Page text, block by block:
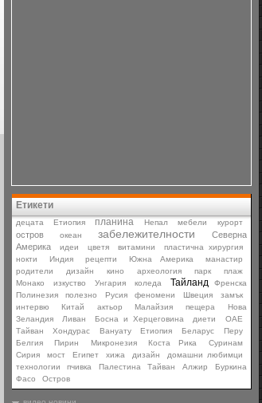
Етикети
децата Етиопия планина Непал мебели курорт
остров океан забележителности
Северна
Америка
идеи цветя витамини
пластична хирургия
нокти
Индия рецепти Южна Америка
манастир
родители
дизайн кино археология парк
плаж
Монако
изкуство Унгария коледа Тайланд
Френска
Полинезия
полезно Русия феномени Швеция
замък
интервю
Китай актьор Малайзия пещера
Нова
Зеландия
Ливан Босна и Херцеговина диети
ОАЕ
Тайван
Хондурас Вануату Етиопия Беларус
Перу
Белгия
Пирин Микронезия Коста Рика
Суринам
Сирия
мост Египет хижа дизайн
домашни любимци
технологии
пчивка Палестина Тайван Алжир
Буркина
Фасо
Остров